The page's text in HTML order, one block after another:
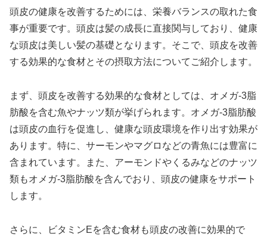
頭皮の健康を改善するためには、栄養バランスの取れた食
事が重要です。頭皮は髪の成長に直接関与しており、健康
な頭皮は美しい髪の基礎となります。そこで、頭皮を改善
する効果的な食材とその摂取方法についてご紹介します。
まず、頭皮を改善する効果的な食材としては、オメガ-3脂
肪酸を含む魚やナッツ類が挙げられます。オメガ-3脂肪酸
は頭皮の血行を促進し、健康な頭皮環境を作り出す効果が
あります。特に、サーモンやマグロなどの青魚には豊富に
含まれています。また、アーモンドやくるみなどのナッツ
類もオメガ-3脂肪酸を含んでおり、頭皮の健康をサポート
します。
さらに、ビタミンEを含む食材も頭皮の改善に効果的で